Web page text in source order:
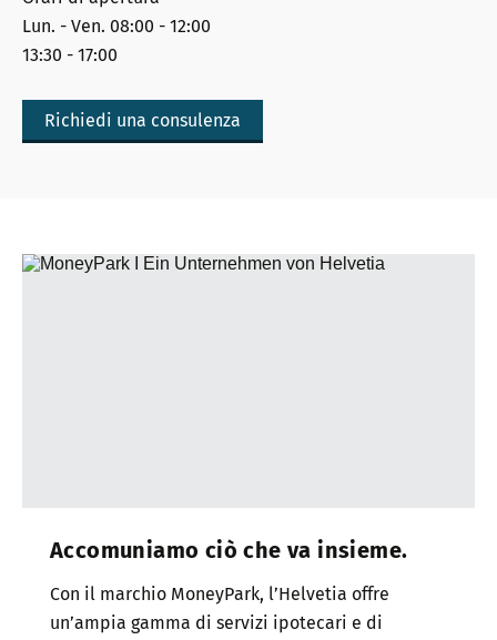
Lun. - Ven. 08:00 - 12:00
13:30 - 17:00
Richiedi una consulenza
Accomuniamo ciò che va insieme.
Con il marchio MoneyPark, l’Helvetia offre
un’ampia gamma di servizi ipotecari e di